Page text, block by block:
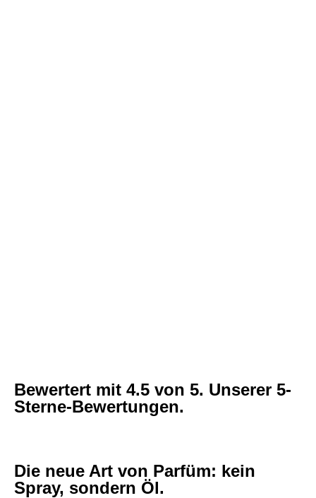
Bewertert mit 4.5 von 5. Unserer 5-
Sterne-Bewertungen.
Die neue Art von Parfüm: kein
Spray, sondern Öl.